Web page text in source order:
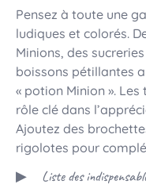
Pensez à toute une
ludiques et colorés.
Minions, des
boissons pétillantes
« potion Minion ».
rôle clé dans
Ajoutez des
rigolotes pour
Liste des